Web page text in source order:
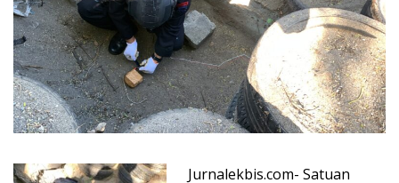
Jurnalekbis.com- Satuan